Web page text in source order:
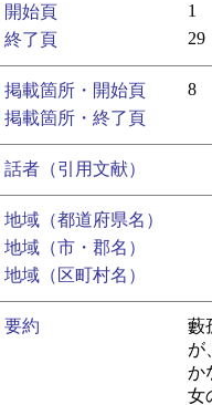
開始頁
1
終了頁 29
掲載箇所・開始頁
8
掲載箇所・終了頁
話者（引用文献）
地域（都道府県名）
地域（市・郡名）
地域（区町村名）
要約
藪
が
か
女